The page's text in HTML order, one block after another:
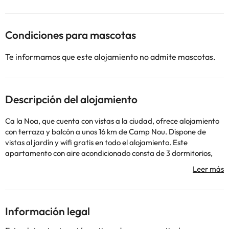
Condiciones para mascotas
Te informamos que este alojamiento no admite mascotas.
Descripción del alojamiento
Ca la Noa, que cuenta con vistas a la ciudad, ofrece alojamiento
con terraza y balcón a unos 16 km de Camp Nou. Dispone de
vistas al jardín y wifi gratis en todo el alojamiento. Este
apartamento con aire acondicionado consta de 3 dormitorios,
una sala de estar, una cocina totalmente equipada con nevera y
cafetera, y 1 baño con ducha y artículos de aseo gratuitos. Hay
17 km. El aeropuerto (Aeropuerto de Barcelona - El Prat) está a 6
km.
Información legal